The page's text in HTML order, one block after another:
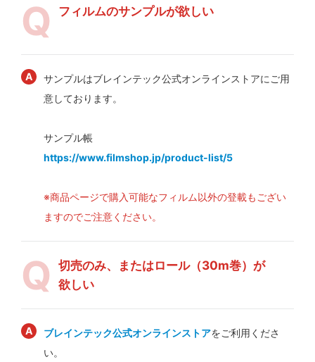
フィルムのサンプルが欲しい
サンプルはブレインテック公式オンラインストアにご用
意しております。
サンプル帳
https://www.filmshop.jp/product-list/5
※商品ページで購入可能なフィルム以外の登載もござい
ますのでご注意ください。
切売のみ、またはロール（30m巻）が
欲しい
ブレインテック公式オンラインストアをご利用くださ
い。